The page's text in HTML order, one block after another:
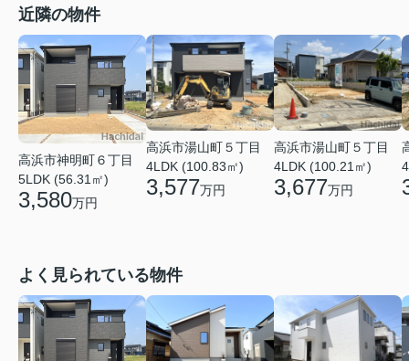
近隣の物件
高浜市神明町６丁目
5LDK (56.31㎡)
3,580万円
高浜市湯山町５丁目
4LDK (100.83㎡)
3,577万円
高浜市湯山町５丁目
4LDK (100.21㎡)
3,677万円
よく見られている物件